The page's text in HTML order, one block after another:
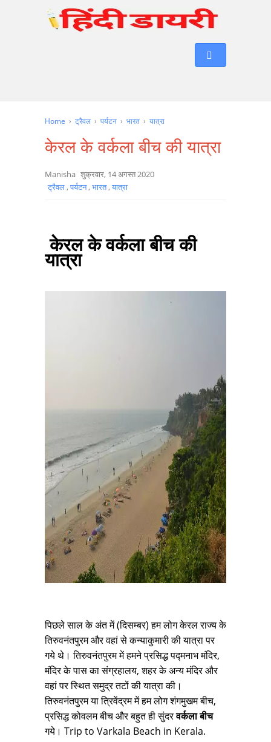
Home › ट्रैवल › पर्यटन › भारत › यात्रा
केरल के वर्कला बीच की यात्रा
Manisha शुक्रवार, 14 अगस्त 2020
ट्रैवल,पर्यटन,भारत,यात्रा
केरल के वर्कला बीच की
यात्रा
पिछले साल के अंत में (दिसम्बर) हम लोग केरल राज्य के
तिरुवनंतपुरम और वहां से कन्याकुमारी की यात्रा पर
गये थे। तिरुवनंतपुरम में हमने प्रसिद्ध पद्मनाभ मंदिर,
मंदिर के पास का संग्रहालय, शहर के अन्य मंदिर और
वहां पर स्थित समुद्र तटों की यात्रा की।
तिरुवनंतपुरम या त्रिवेंद्रम में हम लोग शंगमुखम बीच,
प्रसिद्ध कोवलम बीच और बहुत ही सुंदरवर्कला बीच
गये। Trip to Varkala Beach in Kerala.